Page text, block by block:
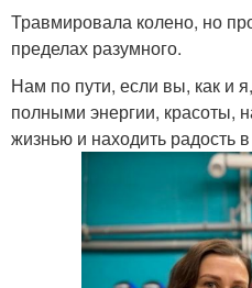
Травмировала колено, но
пределах разумного.
Нам по пути, если вы, как и
полными энергии, красоты,
жизнью и находить радость